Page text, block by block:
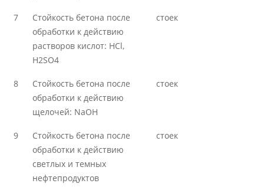
7
Стойкость бетона после
обработки к действию
растворов кислот: HCl,
H2SO4
стоек
8
Стойкость бетона после
обработки к действию
щелочей: NaOH
стоек
9
Стойкость бетона после
обработки к действию
светлых и темных
нефтепродуктов
стоек